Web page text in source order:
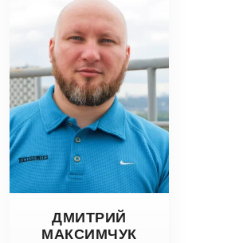
ДМИТРИЙ
МАКСИМЧУК